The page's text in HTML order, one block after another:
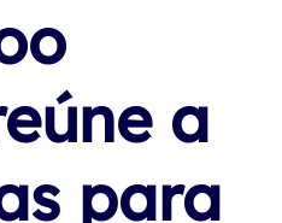
a
para